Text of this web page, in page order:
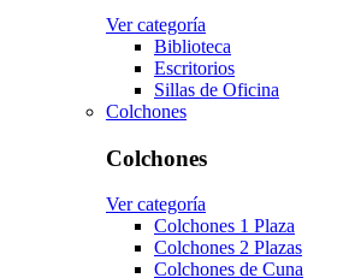
Ver categoría
Biblioteca
Escritorios
Sillas de Oficina
Colchones
Colchones
Ver categoría
Colchones 1 Plaza
Colchones 2 Plazas
Colchones de Cuna